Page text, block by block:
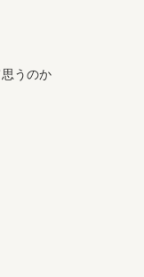
うのか